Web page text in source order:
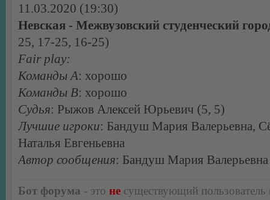
11.03.2020 (19:30)
Невская - Межвузовский студенческий
25, 17-25, 16-25)
Fair play:
Команды А: хорошо
Команды В: хорошо
Судья: Рыжов Алексей Юрьевич (5, 5)
Лучшие игроки: Бандуш Мария Валерьевна,
Наталья Евгеньевна
Автор сообщения: Бандуш Мария Валерьевна
Бот форума - это не существующий пользователь